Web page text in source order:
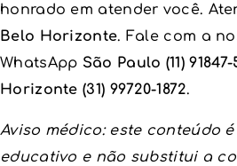
honrado em atender você.
Belo Horizonte. Fale com a
WhatsApp São Paulo (11) 91847-
Horizonte (31) 99720-1872.
Aviso médico: este conteúdo
educativo e não substitui a